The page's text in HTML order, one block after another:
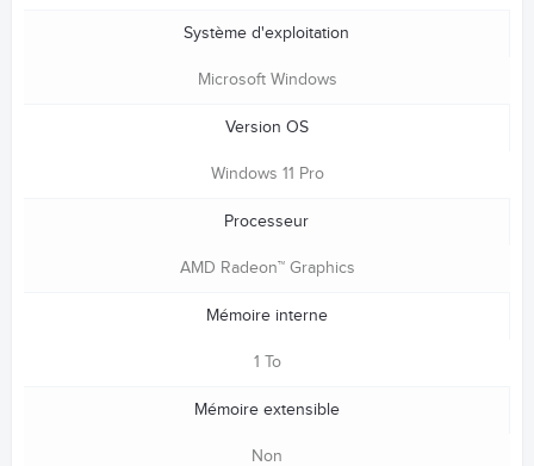
Système d'exploitation
Microsoft Windows
Version OS
Windows 11 Pro
Processeur
AMD Radeon™ Graphics
Mémoire interne
1 To
Mémoire extensible
Non